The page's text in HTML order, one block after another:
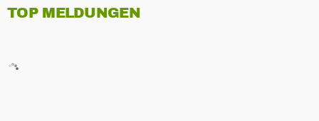
TOP MELDUNGEN